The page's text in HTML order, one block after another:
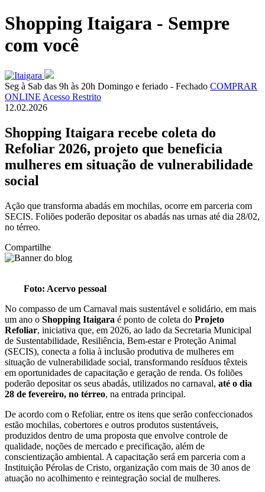
Shopping Itaigara - Sempre
com você
Seg à Sab das 9h às 20h Domingo e feriado - Fechado COMPRAR
ONLINE Acesso Restrito
12.02.2026
Shopping Itaigara recebe coleta do
Refoliar 2026, projeto que beneficia
mulheres em situação de vulnerabilidade
social
Ação que transforma abadás em mochilas, ocorre em parceria com
SECIS. Foliões poderão depositar os abadás nas urnas até dia 28/02,
no térreo.
Compartilhe
Foto: Acervo pessoal
No compasso de um Carnaval mais sustentável e solidário, em mais
um ano o Shopping Itaigara é ponto de coleta do Projeto
Refoliar, iniciativa que, em 2026, ao lado da Secretaria Municipal
de Sustentabilidade, Resiliência, Bem-estar e Proteção Animal
(SECIS), conecta a folia à inclusão produtiva de mulheres em
situação de vulnerabilidade social, transformando resíduos têxteis
em oportunidades de capacitação e geração de renda. Os foliões
poderão depositar os seus abadás, utilizados no carnaval, até o dia
28 de fevereiro, no térreo, na entrada principal.
De acordo com o Refoliar, entre os itens que serão confeccionados
estão mochilas, cobertores e outros produtos sustentáveis,
produzidos dentro de uma proposta que envolve controle de
qualidade, noções de mercado e precificação, além de
conscientização ambiental. A capacitação será em parceria com a
Instituição Pérolas de Cristo, organização com mais de 30 anos de
atuação no acolhimento e reintegração social de mulheres.